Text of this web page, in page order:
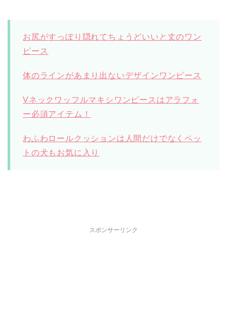
お尻がすっぽり隠れてちょうどいいと丈のワン
ピース
体のラインがあまり出ないデザインワンピース
Vネックワッフルマキシワンピースはアラフォ
ー必須アイテム！
わふわロールクッションは人間だけでなくペッ
トの犬もお気に入り
スポンサーリンク